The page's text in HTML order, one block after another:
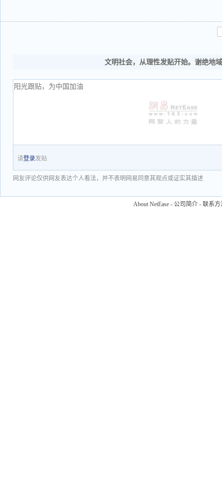
文明社会，从理性发贴开始。谢绝地
请登录发贴
网友评论仅供网友表达个人看法，并不表明网易同意其观点或证实其描述
About NetEase - 公司简介 - 联系方